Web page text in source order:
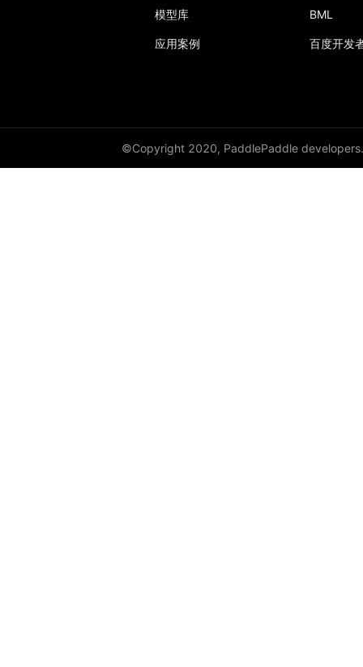
模型库
应用案例
BML
百度开发
©Copyright 2020, PaddlePaddle developers.